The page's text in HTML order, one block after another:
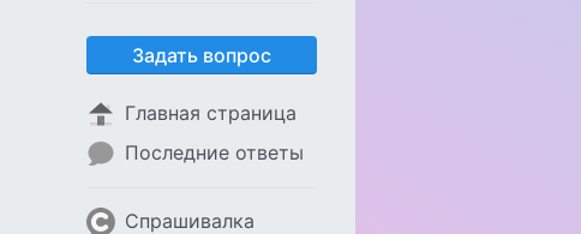
Задать вопрос
Главная страница
Последние ответы
Спрашивалка